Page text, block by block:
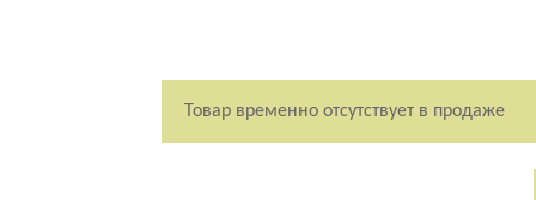
Товар временно отсутствует в продаже